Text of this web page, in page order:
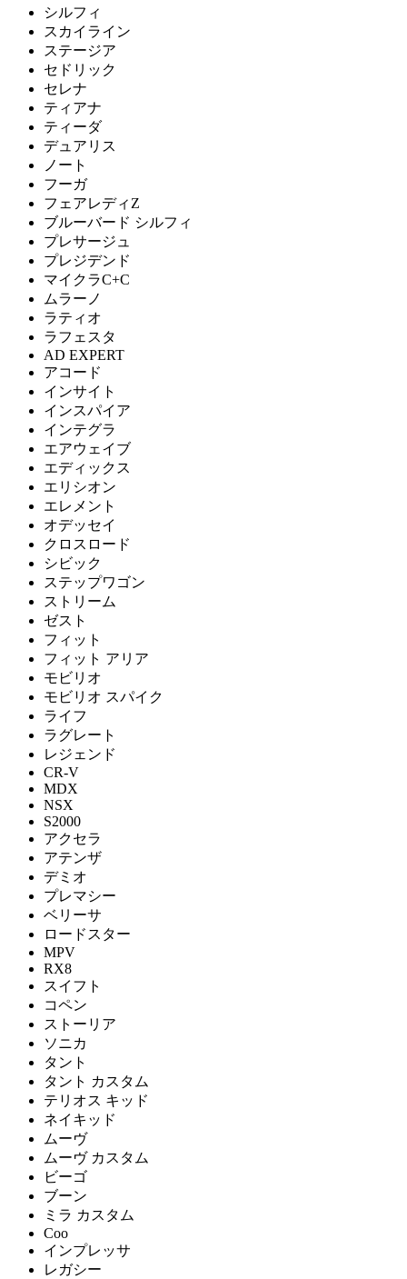
シルフィ
スカイライン
ステージア
セドリック
セレナ
ティアナ
ティーダ
デュアリス
ノート
フーガ
フェアレディZ
ブルーバード シルフィ
プレサージュ
プレジデンド
マイクラC+C
ムラーノ
ラティオ
ラフェスタ
AD EXPERT
アコード
インサイト
インスパイア
インテグラ
エアウェイブ
エディックス
エリシオン
エレメント
オデッセイ
クロスロード
シビック
ステップワゴン
ストリーム
ゼスト
フィット
フィット アリア
モビリオ
モビリオ スパイク
ライフ
ラグレート
レジェンド
CR-V
MDX
NSX
S2000
アクセラ
アテンザ
デミオ
プレマシー
ベリーサ
ロードスター
MPV
RX8
スイフト
コペン
ストーリア
ソニカ
タント
タント カスタム
テリオス キッド
ネイキッド
ムーヴ
ムーヴ カスタム
ビーゴ
ブーン
ミラ カスタム
Coo
インプレッサ
レガシー